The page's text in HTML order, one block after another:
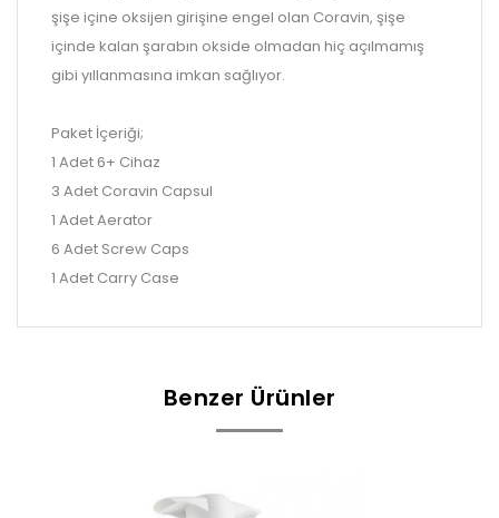
şişe içine oksijen girişine engel olan Coravin, şişe
içinde kalan şarabın okside olmadan hiç açılmamış
gibi yıllanmasına imkan sağlıyor.
Paket İçeriği;
1 Adet 6+ Cihaz
3 Adet Coravin Capsul
1 Adet Aerator
6 Adet Screw Caps
1 Adet Carry Case
Benzer Ürünler